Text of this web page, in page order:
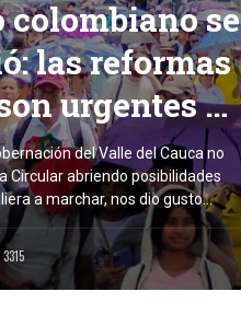
colombiano se
las reformas
urgentes y
del Valle del Cauca no
Circular abriendo posibilidades
a marchar, nos dio gusto
de compañeros estuvo con
de Presidencia de la República
Lo que ocurrió hoy en Cali, las
3315